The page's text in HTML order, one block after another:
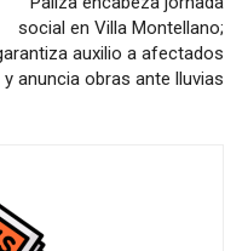
social en Villa Montellano;
auxilio a afectados
y anuncia obras ante lluvias